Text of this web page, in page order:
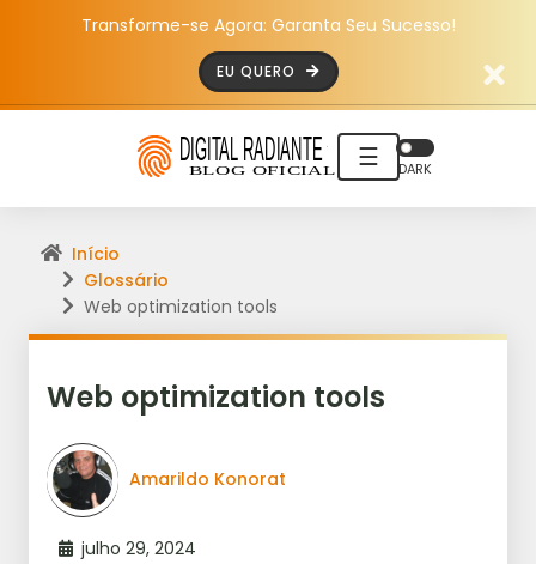
Transforme-se Agora: Garanta Seu Sucesso!
EU QUERO
☰ DARK
Início
Glossário
Web optimization tools
Web optimization tools
Amarildo Konorat
julho 29, 2024